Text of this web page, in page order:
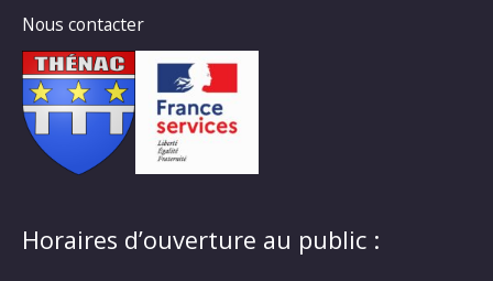
Nous contacter
Horaires d’ouverture au public :